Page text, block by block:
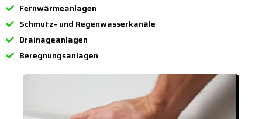
Fernwärmeanlagen
Schmutz- und Regenwasserkanäle
Drainageanlagen
Beregnungsanlagen